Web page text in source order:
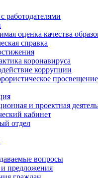
работодателями
оценка качества
справка
коронавируса
коррупции
просвещение
и проектная
кабинет
отдел
вопросы
предложения